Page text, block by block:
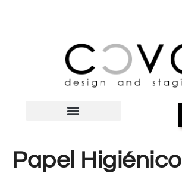
Papel Higiénico